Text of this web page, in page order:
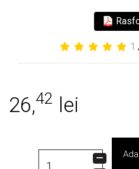
1
26,42 lei